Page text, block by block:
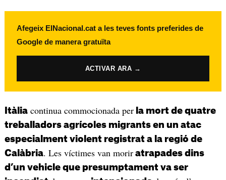
Afegeix ElNacional.cat a les teves fonts preferides de
Google de manera gratuïta
ACTIVAR ARA →
Itàliacontinua commocionada perla mort de quatre
treballadors agrícoles migrants en un atac
especialment violent registrat a la regió de
Calàbria. Les víctimes van moriratrapades dins
d’un vehicle que presumptament va ser